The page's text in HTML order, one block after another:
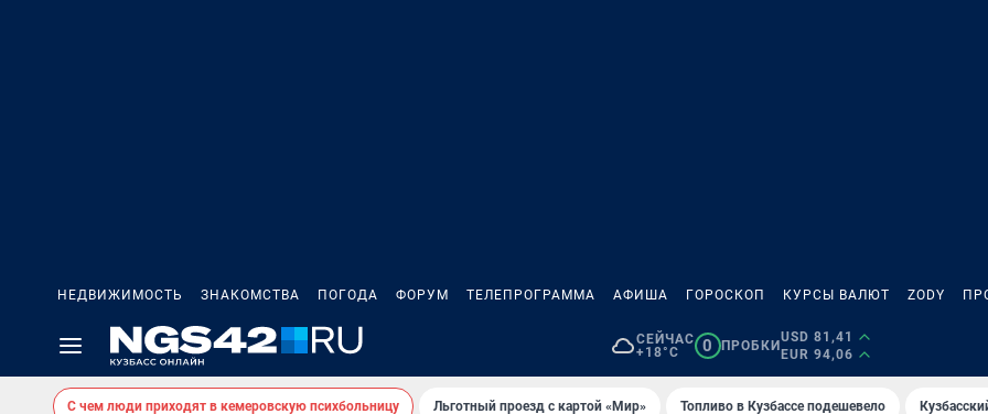
НЕДВИЖИМОСТЬ ЗНАКОМСТВА ПОГОДА ФОРУМ ТЕЛЕПРОГРАММА АФИША ГОРОСКОП КУРСЫ ВАЛЮТ ZODY
СЕЙЧАС
+18°C
0 ПРОБКИ
USD 81,41
EUR 94,06
С чем люди приходят в кемеровскую психбольницу Льготный проезд с картой «Мир» Топливо в Кузбассе подешевело